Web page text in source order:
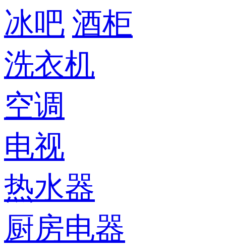
冰吧 酒柜
洗衣机
空调
电视
热水器
厨房电器